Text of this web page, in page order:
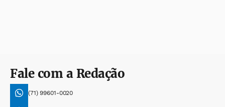
Fale com a Redação
(71) 99601-0020